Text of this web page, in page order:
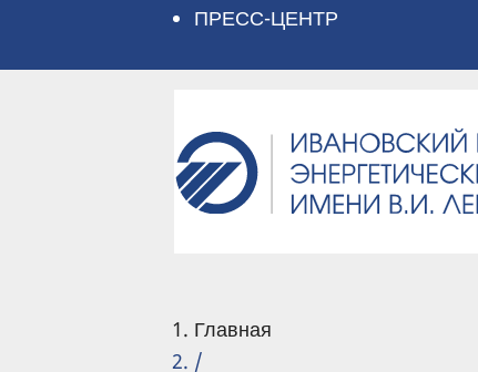
ПРЕСС-ЦЕНТР
Главная
/